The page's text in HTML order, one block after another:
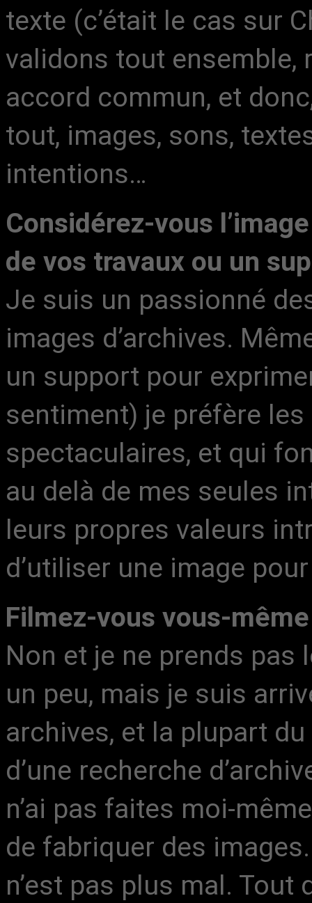
texte (c’était le cas sur
validons tout ensemble,
accord commun, et
tout, images, sons,
intentions…
Considérez-vous
de vos travaux ou un
Je suis un passionné
images d’archives.
un support pour
sentiment) je préfère
spectaculaires, et qui
au delà de mes seules
leurs propres valeurs
d’utiliser une image pour
Filmez-vous vous-
Non et je ne prends pas
un peu, mais je suis
archives, et la plupart
d’une recherche
n’ai pas faites moi-
de fabriquer des
n’est pas plus mal. Tout